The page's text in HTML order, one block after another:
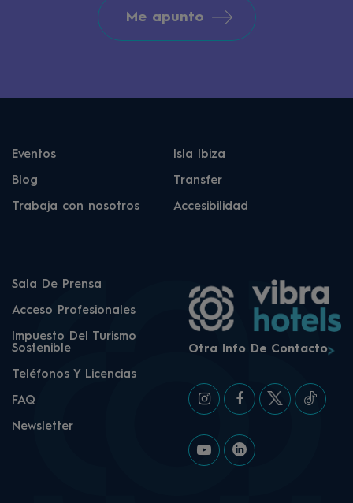
Me apunto
Eventos Isla Ibiza
Blog Transfer
Trabaja con nosotros Accesibilidad
Sala De Prensa
Acceso Profesionales
Impuesto Del Turismo
Sostenible
Teléfonos Y Licencias
FAQ
Newsletter
Otra Info De Contacto